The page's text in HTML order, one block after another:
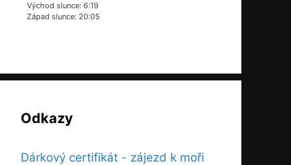
Východ slunce: 6:19
Západ slunce: 20:05
Odkazy
Dárkový certifikát - zájezd k moři